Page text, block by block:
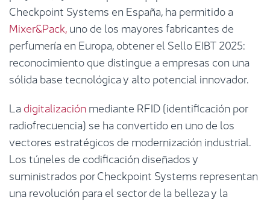
Checkpoint Systems en España, ha permitido a
Mixer&Pack,uno de los mayores fabricantes de
perfumería en Europa, obtener el Sello EIBT 2025:
reconocimiento que distingue a empresas con una
sólida base tecnológica y alto potencial innovador.
Ladigitalización mediante RFID (identificación por
radiofrecuencia) se ha convertido en uno de los
vectores estratégicos de modernización industrial.
Los túneles de codificación diseñados y
suministrados por Checkpoint Systems representan
una revolución para el sector de la belleza y la